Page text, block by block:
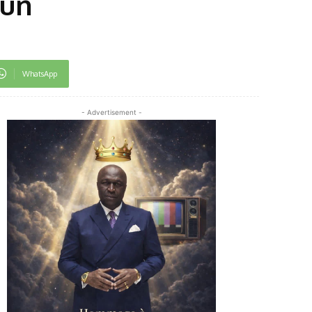
WhatsApp
- Advertisement -